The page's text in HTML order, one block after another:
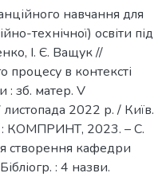
навчання для
технічної) освіти під
І. Є. Ващук //
процесу в контексті
: зб. матер. V
2022 р. / Київ.
: КОМПРИНТ, 2023. – С.
створення кафедри
: 4 назви.